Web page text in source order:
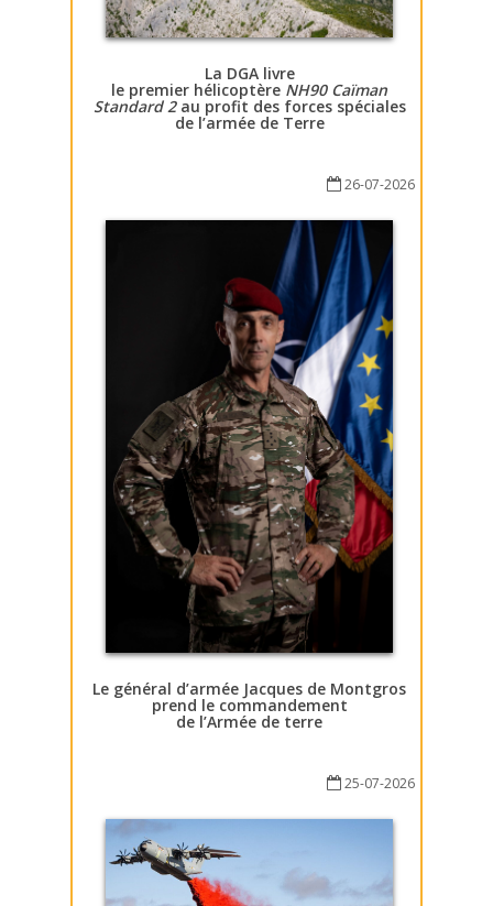
La DGA livre
le premier hélicoptère NH90 Caïman
Standard 2au profit des forces spéciales
de l’armée de Terre
26-07-2026
Le général d’armée Jacques de Montgros
prend le commandement
de l’Armée de terre
25-07-2026